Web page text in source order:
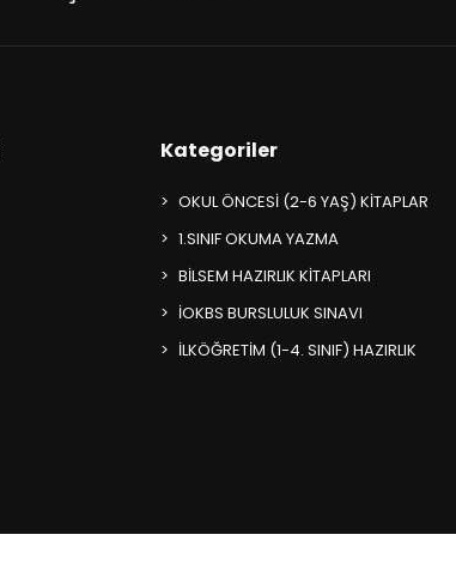
Kategoriler
OKUL ÖNCESİ (2-6 YAŞ) KİTAPLAR
1.SINIF OKUMA YAZMA
BİLSEM HAZIRLIK KİTAPLARI
İOKBS BURSLULUK SINAVI
İLKÖĞRETİM (1-4. SINIF) HAZIRLIK